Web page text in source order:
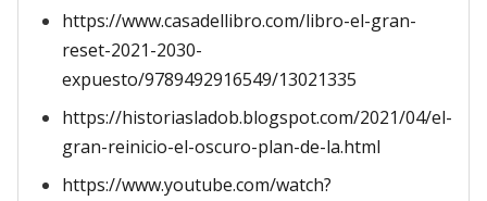
https://www.casadellibro.com/libro-el-gran-
reset-2021-2030-
expuesto/9789492916549/13021335
https://historiasladob.blogspot.com/2021/04/el-
gran-reinicio-el-oscuro-plan-de-la.html
https://www.youtube.com/watch?